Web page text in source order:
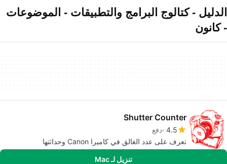
الدليل - كتالوج البرامج والتطبيقات - الموضوعات
- كانون
Shutter Counter
4.5 دفع
تعرف على عدد الغالق في كاميرا Canon وحداثتها
تنزيل لـ Mac